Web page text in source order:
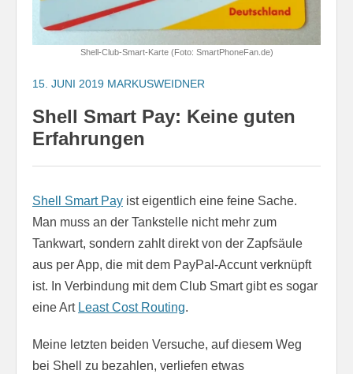
Shell-Club-Smart-Karte (Foto: SmartPhoneFan.de)
15. JUNI 2019 MARKUSWEIDNER
Shell Smart Pay: Keine guten
Erfahrungen
Shell Smart Pay ist eigentlich eine feine Sache.
Man muss an der Tankstelle nicht mehr zum
Tankwart, sondern zahlt direkt von der Zapfsäule
aus per App, die mit dem PayPal-Accunt verknüpft
ist. In Verbindung mit dem Club Smart gibt es sogar
eine Art Least Cost Routing.
Meine letzten beiden Versuche, auf diesem Weg
bei Shell zu bezahlen, verliefen etwas